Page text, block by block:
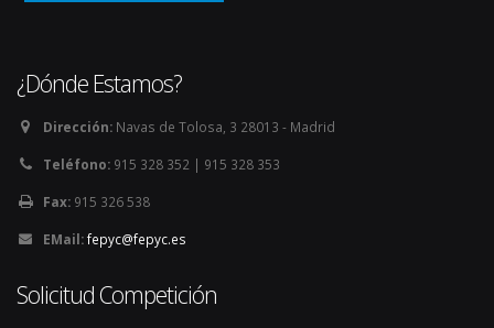
¿Dónde Estamos?
Dirección: Navas de Tolosa, 3 28013 - Madrid
Teléfono: 915 328 352 | 915 328 353
Fax: 915 326 538
EMail:fepyc@fepyc.es
Solicitud Competición